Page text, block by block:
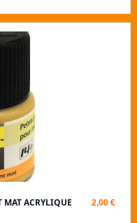
MAT ACRYLIQUE
2,00 €